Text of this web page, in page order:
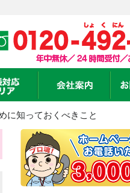
に知っておくべきこと